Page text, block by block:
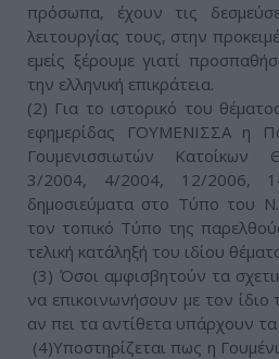
πρόσωπα, έχουν τις
λειτουργίας τους, στην
εμείς ξέρουμε γιατί
την ελληνική επικράτεια.
(2) Για το ιστορικό του
εφημερίδας ΓΟΥΜΕΝΙΣΣΑ η
Γουμενισσιωτών Κατοίκων
3/2004, 4/2004, 12/2006,
δημοσιεύματα στο Τύπο του
τον τοπικό Τύπο της
τελική κατάληξή του ιδίου
(3) Όσοι αμφισβητούν τα
να επικοινωνήσουν με τον
αν πει τα αντίθετα υπάρχουν
(4)Υποστηρίζεται πως η